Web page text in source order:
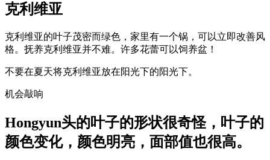
克利维亚
克利维亚的叶子茂密而绿色，家里有一个锅，可以立即改善风
格。抚养克利维亚并不难。许多花蕾可以饲养盆！
不要在夏天将克利维亚放在阳光下的阳光下。
机会敲响
Hongyun头的叶子的形状很奇怪，叶子的
颜色变化，颜色明亮，面部值也很高。